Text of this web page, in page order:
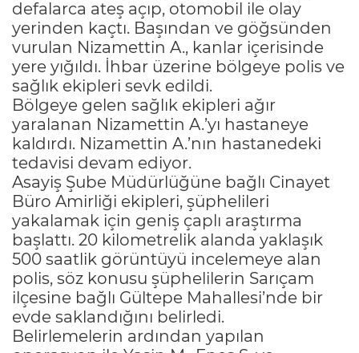
defalarca ateş açıp, otomobil ile olay
yerinden kaçtı. Başından ve göğsünden
vurulan Nizamettin A., kanlar içerisinde
yere yığıldı. İhbar üzerine bölgeye polis ve
sağlık ekipleri sevk edildi.
Bölgeye gelen sağlık ekipleri ağır
yaralanan Nizamettin A.’yı hastaneye
kaldırdı. Nizamettin A.’nın hastanedeki
tedavisi devam ediyor.
Asayiş Şube Müdürlüğüne bağlı Cinayet
Büro Amirliği ekipleri, şüphelileri
yakalamak için geniş çaplı araştırma
başlattı. 20 kilometrelik alanda yaklaşık
500 saatlik görüntüyü incelemeye alan
polis, söz konusu şüphelilerin Sarıçam
ilçesine bağlı Gültepe Mahallesi’nde bir
evde saklandığını belirledi.
Belirlemelerin ardından yapılan